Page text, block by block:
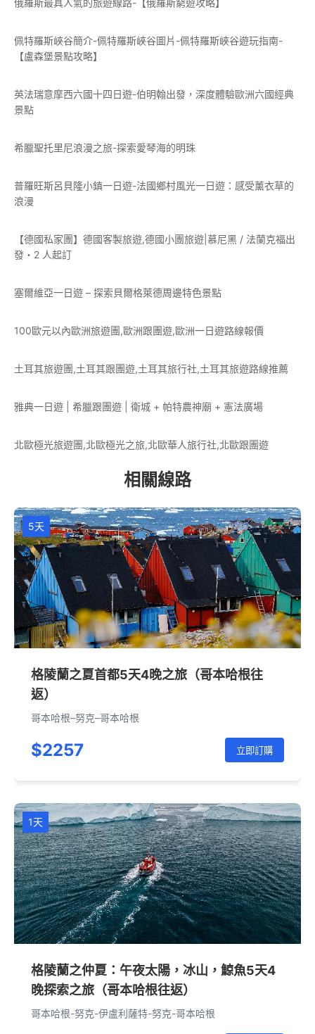
佩特羅斯峽谷簡介-佩特羅斯峽谷圖片-佩特羅斯峽谷遊玩指南-
【盧森堡景點攻略】
英法瑞意摩西六國十四日遊-伯明翰出發，深度體驗歐洲六國經典
景點
希臘聖托里尼浪漫之旅-探索愛琴海的明珠
普羅旺斯呂貝隆小鎮一日遊-法國鄉村風光一日遊：感受薰衣草的
浪漫
【德國私家團】德國客製旅遊,德國小團旅遊|慕尼黑 / 法蘭克福出
發・2 人起訂
塞爾維亞一日遊 – 探索貝爾格萊德周邊特色景點
100歐元以內歐洲旅遊團,歐洲跟團遊,歐洲一日遊路線報價
土耳其旅遊團,土耳其跟團遊,土耳其旅行社,土耳其旅遊路線推薦
雅典一日遊 | 希臘跟團遊 | 衛城 + 帕特農神廟 + 憲法廣場
北歐極光旅遊團,北歐極光之旅,北歐華人旅行社,北歐跟團遊
相關線路
5天
格陵蘭之夏首都5天4晚之旅（哥本哈根往
返）
哥本哈根–努克–哥本哈根
$2257 立即訂購
1天
格陵蘭之仲夏：午夜太陽，冰山，鯨魚5天4
晚探索之旅（哥本哈根往返）
哥本哈根-努克-伊盧利薩特-努克-哥本哈根